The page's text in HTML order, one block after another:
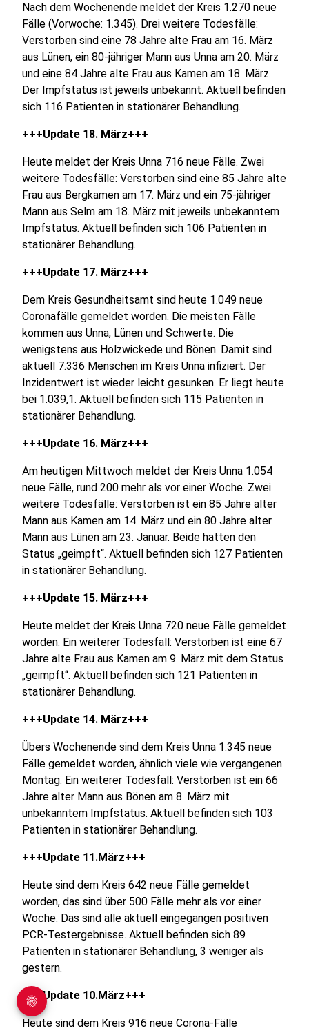
Nach dem Wochenende meldet der Kreis 1.270 neue
Fälle (Vorwoche: 1.345). Drei weitere Todesfälle:
Verstorben sind eine 78 Jahre alte Frau am 16. März
aus Lünen, ein 80-jähriger Mann aus Unna am 20. März
und eine 84 Jahre alte Frau aus Kamen am 18. März.
Der Impfstatus ist jeweils unbekannt. Aktuell befinden
sich 116 Patienten in stationärer Behandlung.
+++Update 18. März+++
Heute meldet der Kreis Unna 716 neue Fälle. Zwei
weitere Todesfälle: Verstorben sind eine 85 Jahre alte
Frau aus Bergkamen am 17. März und ein 75-jähriger
Mann aus Selm am 18. März mit jeweils unbekanntem
Impfstatus. Aktuell befinden sich 106 Patienten in
stationärer Behandlung.
+++Update 17. März+++
Dem Kreis Gesundheitsamt sind heute 1.049 neue
Coronafälle gemeldet worden. Die meisten Fälle
kommen aus Unna, Lünen und Schwerte. Die
wenigstens aus Holzwickede und Bönen. Damit sind
aktuell 7.336 Menschen im Kreis Unna infiziert. Der
Inzidentwert ist wieder leicht gesunken. Er liegt heute
bei 1.039,1. Aktuell befinden sich 115 Patienten in
stationärer Behandlung.
+++Update 16. März+++
Am heutigen Mittwoch meldet der Kreis Unna 1.054
neue Fälle, rund 200 mehr als vor einer Woche. Zwei
weitere Todesfälle: Verstorben ist ein 85 Jahre alter
Mann aus Kamen am 14. März und ein 80 Jahre alter
Mann aus Lünen am 23. Januar. Beide hatten den
Status „geimpft“. Aktuell befinden sich 127 Patienten
in stationärer Behandlung.
+++Update 15. März+++
Heute meldet der Kreis Unna 720 neue Fälle gemeldet
worden. Ein weiterer Todesfall: Verstorben ist eine 67
Jahre alte Frau aus Kamen am 9. März mit dem Status
„geimpft“. Aktuell befinden sich 121 Patienten in
stationärer Behandlung.
+++Update 14. März+++
Übers Wochenende sind dem Kreis Unna 1.345 neue
Fälle gemeldet worden, ähnlich viele wie vergangenen
Montag. Ein weiterer Todesfall: Verstorben ist ein 66
Jahre alter Mann aus Bönen am 8. März mit
unbekanntem Impfstatus. Aktuell befinden sich 103
Patienten in stationärer Behandlung.
+++Update 11.März+++
Heute sind dem Kreis 642 neue Fälle gemeldet
worden, das sind über 500 Fälle mehr als vor einer
Woche. Das sind alle aktuell eingegangen positiven
PCR-Testergebnisse. Aktuell befinden sich 89
Patienten in stationärer Behandlung, 3 weniger als
gestern.
+++Update 10.März+++
Heute sind dem Kreis 916 neue Corona-Fälle